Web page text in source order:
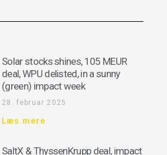
Solar stocks shines, 105 MEUR
deal, WPU delisted, in a sunny
(green) impact week
28. februar 2025
Læs mere
SaltX & ThyssenKrupp deal, impact